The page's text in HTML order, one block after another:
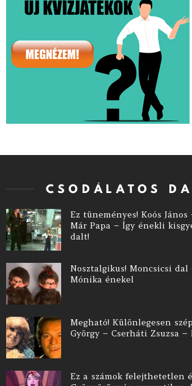
CSODÁLATOS
Ez tüneményes! Koós
Már Papa – Így énekli
dalt!
Nosztalgikus! Moncsicsi
Mónika énekel
Megható! Különlegesen
György – Cserháti Zsuzsa –
Ez a számok felejthetetlen